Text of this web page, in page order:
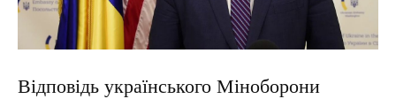
​Відповідь українського Міноборони